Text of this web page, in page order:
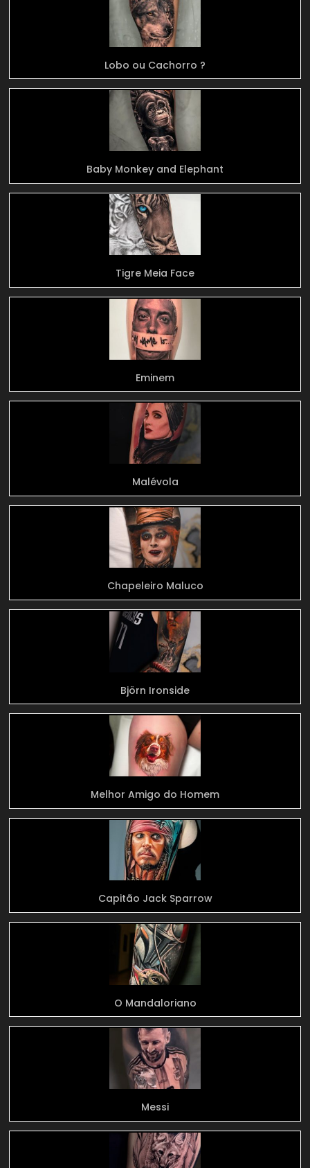
Lobo ou Cachorro ?
Baby Monkey and Elephant
Tigre Meia Face
Eminem
Malévola
Chapeleiro Maluco
Björn Ironside
Melhor Amigo do Homem
Capitão Jack Sparrow
O Mandaloriano
Messi